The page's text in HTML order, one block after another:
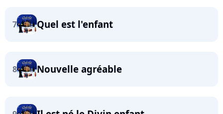
7 Quel est l'enfant
8 Nouvelle agréable